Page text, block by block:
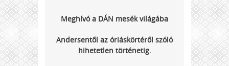
Meghívó a DÁN mesék világába
Andersentől az óriáskörtéről szóló
hihetetlen történetig.